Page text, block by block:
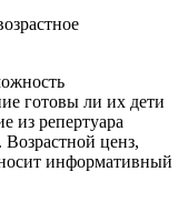
готовы ли их дети
из репертуара
ценз,
информативный